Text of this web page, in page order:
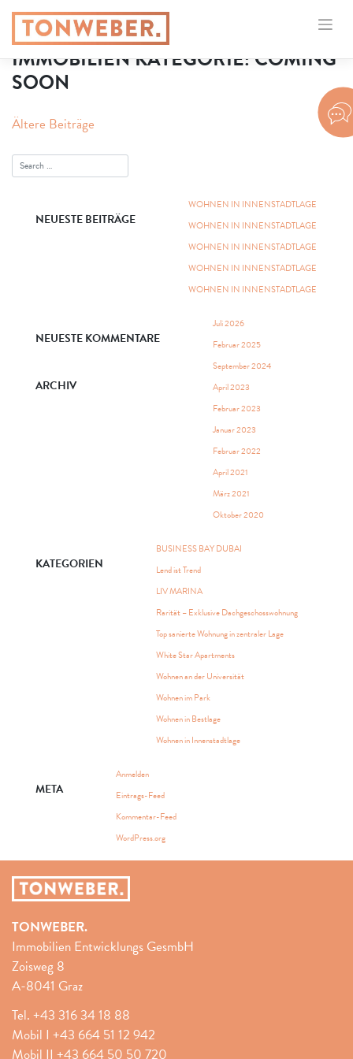
IMMOBILIEN KATEGORIE:COMING
SOON
BEITRAGSNAVIGATION
Ältere Beiträge
NEUESTE BEITRÄGE
WOHNEN IN INNENSTADTLAGE
WOHNEN IN INNENSTADTLAGE
WOHNEN IN INNENSTADTLAGE
WOHNEN IN INNENSTADTLAGE
WOHNEN IN INNENSTADTLAGE
NEUESTE KOMMENTARE
ARCHIV
Juli 2026
Februar 2025
September 2024
April 2023
Februar 2023
Januar 2023
Februar 2022
April 2021
März 2021
Oktober 2020
KATEGORIEN
BUSINESS BAY DUBAI
Lend ist Trend
LIV MARINA
Rarität – Exklusive Dachgeschosswohnung
Top sanierte Wohnung in zentraler Lage
White Star Apartments
Wohnen an der Universität
Wohnen im Park
Wohnen in Bestlage
Wohnen in Innenstadtlage
META
Anmelden
Eintrags-Feed
Kommentar-Feed
WordPress.org
TONWEBER.
Immobilien Entwicklungs GesmbH
Zoisweg 8
A-8041 Graz
Tel. +43 316 34 18 88
Mobil I +43 664 51 12 942
Mobil II +43 664 50 50 720